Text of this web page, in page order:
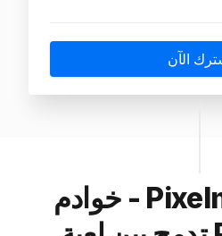
الآن
خوادم Pixelmon - خوادم